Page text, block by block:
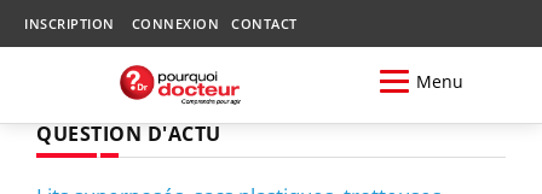
INSCRIPTION CONNEXION CONTACT
Menu
QUESTION D'ACTU